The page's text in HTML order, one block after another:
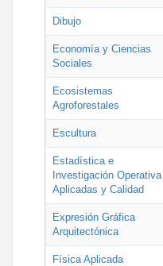
Dibujo
Economía y Ciencias
Sociales
Ecosistemas
Agroforestales
Escultura
Estadística e
Investigación Operativa
Aplicadas y Calidad
Expresión Gráfica
Arquitectónica
Física Aplicada